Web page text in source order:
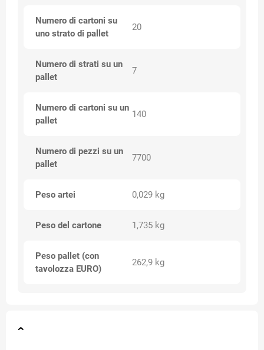
Numero di cartoni su
uno strato di pallet
20
Numero di strati su un
pallet
7
Numero di cartoni su un
pallet
140
Numero di pezzi su un
pallet
7700
Peso artei 0,029 kg
Peso del cartone 1,735 kg
Peso pallet (con
tavolozza EURO)
262,9 kg